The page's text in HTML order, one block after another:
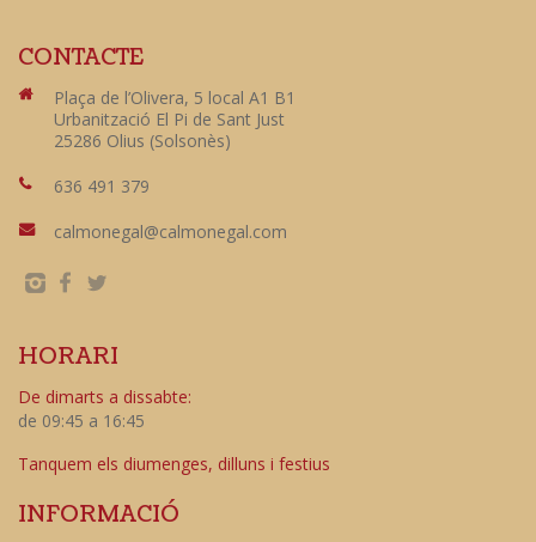
CONTACTE
Plaça de l’Olivera, 5 local A1 B1
Urbanització El Pi de Sant Just
25286 Olius (Solsonès)
636 491 379
calmonegal@calmonegal.com
HORARI
De dimarts a dissabte:
de 09:45 a 16:45
Tanquem els diumenges, dilluns i festius
INFORMACIÓ